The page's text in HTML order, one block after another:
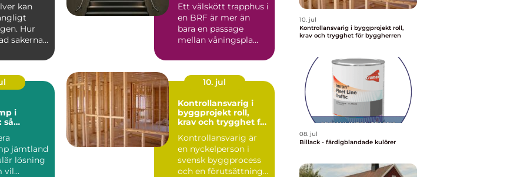
kan
Hur
sakerna
trapphus
Ett välskött trapphus i
en BRF är mer än
bara en passage
mellan våningspla...
i
så
jämtland
lösning
vil...
10. jul
Kontrollansvarig i
byggprojekt roll,
krav och trygghet för
Kontrollansvarig är
en nyckelperson i
svensk byggprocess
och en förutsättning
10. jul
Kontrollansvarig i byggprojekt roll,
krav och trygghet för byggherren
08. jul
Billack - färdigblandade kulörer